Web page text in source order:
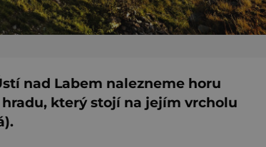
nad Labem nalezneme horu
který stojí na jejím vrcholu